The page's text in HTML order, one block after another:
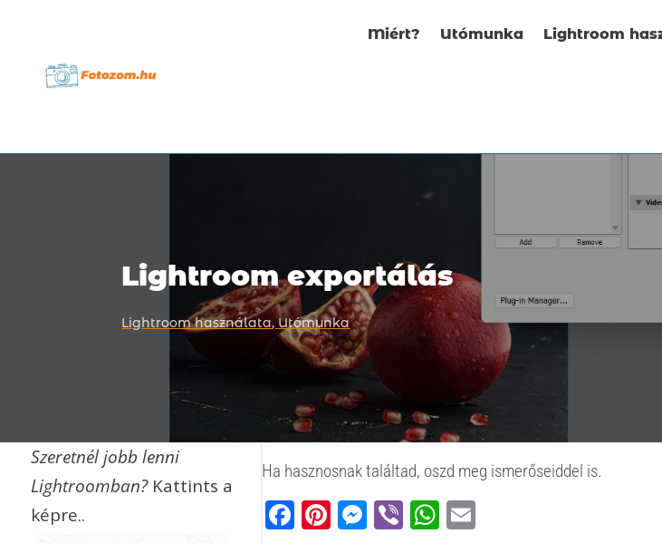
Miért? Utómunka Lightroom
Lightroom exportálás
Lightroom használata,Utómunka
Szeretnél jobb lenni
Lightroomban? Kattints a
képre..
Ha hasznosnak találtad, oszd meg ismerőseiddel is.
Facebook
Pinterest
Messenger
ViberWhatsApp
Email